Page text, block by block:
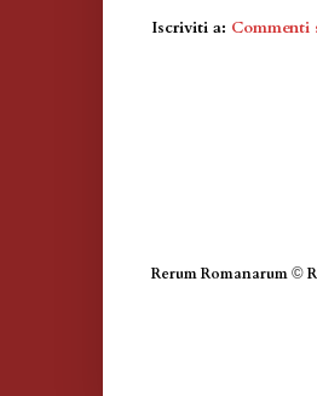
Iscriviti a: Commenti
Rerum Romanarum ©